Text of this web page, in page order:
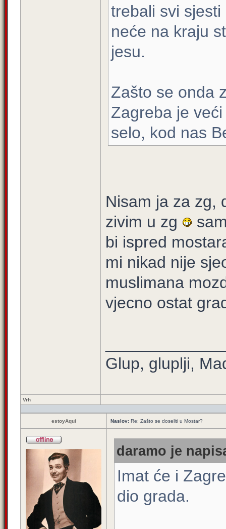
trebali svi
neće na kraju
jesu.
Zašto se onda
Zagreba je
selo, kod nas
Nisam ja za zg,
zivim u zg
bi ispred
mi nikad nije
muslimana
vjecno ostat
Glup, gluplji,
Vrh
estoyAqui Naslov: Re: Zašto se doseliti u Mostar?
daramo je
Imat će i
dio grada.